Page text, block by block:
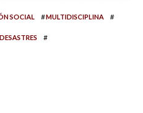
SOCIAL #MULTIDISCIPLINA #
#